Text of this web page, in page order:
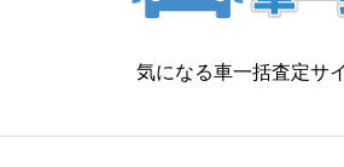
気になる車一括査定サ